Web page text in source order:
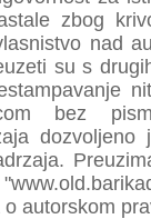
zbog
nad
su s
bez
autorskom